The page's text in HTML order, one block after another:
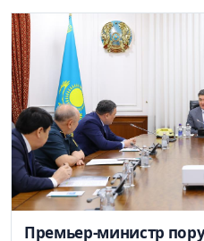
Премьер-министр